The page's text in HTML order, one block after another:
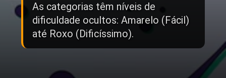
As categorias têm níveis de
dificuldade ocultos: Amarelo (Fácil)
até Roxo (Dificíssimo).